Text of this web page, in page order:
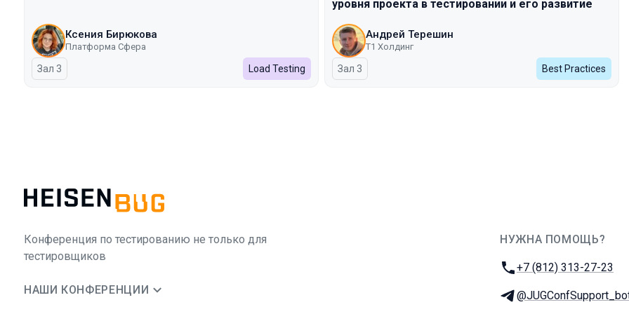
Ксения Бирюкова
Платформа Сфера
Зал 3 Load Testing
уровня проекта в тестировании и его развитие
Андрей Терешин
Т1 Холдинг
Зал 3 Best Practices
Конференция по тестированию не только для
тестировщиков
НАШИ КОНФЕРЕНЦИИ
НУЖНА ПОМОЩЬ?
Телефон:
+7 (812) 313-27-23
Телеграм: